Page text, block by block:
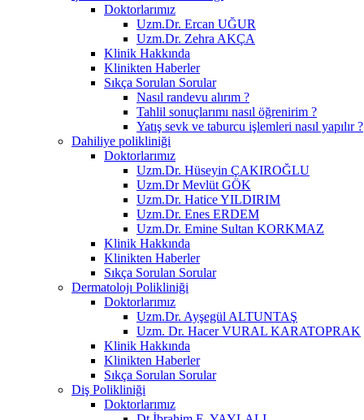
Doktorlarımız
Uzm.Dr. Ercan UĞUR
Uzm.Dr. Zehra AKÇA
Klinik Hakkında
Klinikten Haberler
Sıkça Sorulan Sorular
Nasıl randevu alırım ?
Tahlil sonuçlarımı nasıl öğrenirim ?
Yatış sevk ve taburcu işlemleri nasıl yapılır ?
Dahiliye polikliniği
Doktorlarımız
Uzm.Dr. Hüseyin ÇAKIROĞLU
Uzm.Dr Mevlüt GÖK
Uzm.Dr. Hatice YILDIRIM
Uzm.Dr. Enes ERDEM
Uzm.Dr. Emine Sultan KORKMAZ
Klinik Hakkında
Klinikten Haberler
Sıkça Sorulan Sorular
Dermatolojı Polikliniği
Doktorlarımız
Uzm.Dr. Ayşegül ALTUNTAŞ
Uzm. Dr. Hacer VURAL KARATOPRAK
Klinik Hakkında
Klinikten Haberler
Sıkça Sorulan Sorular
Diş Polikliniği
Doktorlarımız